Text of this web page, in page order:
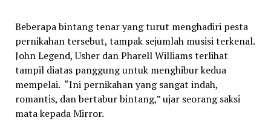
Beberapa bintang tenar yang turut menghadiri pesta
pernikahan tersebut, tampak sejumlah musisi terkenal.
John Legend, Usher dan Pharell Williams terlihat
tampil diatas panggung untuk menghibur kedua
mempelai. “Ini pernikahan yang sangat indah,
romantis, dan bertabur bintang,” ujar seorang saksi
mata kepada Mirror.